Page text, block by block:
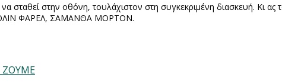
σταθεί στην οθόνη, τουλάχιστον στη συγκεκριμένη διασκευή. Κι
ΚΟΛΙΝ ΦΑΡΕΛ, ΣΑΜΑΝΘΑ ΜΟΡΤΟΝ.
ΖΟΥΜΕ